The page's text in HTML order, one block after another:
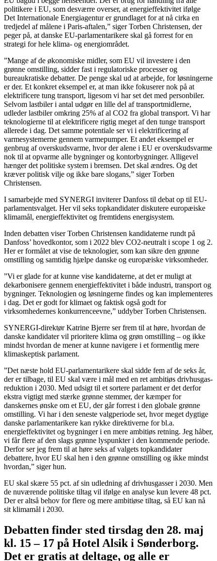
politikere i EU, som desværre overser, at energieffektivitet ifølge
Det Internationale Energiagentur er grundlaget for at nå cirka en
tredjedel af målene i Paris-aftalen,” siger Torben Christensen, der
peger på, at danske EU-parlamentarikere skal gå forrest for en
strategi for hele klima- og energiområdet.
”Mange af de økonomiske midler, som EU vil investere i den
grønne omstilling, sidder fast i regulatoriske processer og
bureaukratiske debatter. De penge skal ud at arbejde, for løsningerne
er der. Et konkret eksempel er, at man ikke fokuserer nok på at
elektrificere tung transport, ligesom vi har set det med personbiler.
Selvom lastbiler i antal udgør en lille del af transportmidlerne,
udleder lastbiler omkring 25% af al CO2 fra global transport. Vi har
teknologierne til at elektrificere rigtig meget af den tunge transport
allerede i dag. Det samme potentiale ser vi i elektrificering af
varmesystemerne gennem varmepumper. Et andet eksempel er
genbrug af overskudsvarme, hvor der alene i EU er overskudsvarme
nok til at opvarme alle bygninger og kontorbygninger. Alligevel
hænger det politiske system i bremsen. Det skal ændres. Og det
kræver politisk vilje og ikke bare slogans,” siger Torben
Christensen.
I samarbejde med SYNERGI inviterer Danfoss til debat op til EU-
parlamentsvalget. Her vil seks topkandidater diskutere europæiske
klimamål, energieffektivitet og fremtidens energisystem.
Inden debatten viser Torben Christensen kandidaterne rundt på
Danfoss’ hovedkontor, som i 2022 blev CO2-neutralt i scope 1 og 2.
Her er formålet at vise de teknologier, som kan sikre den grønne
omstilling og samtidig hjælpe danske og europæiske virksomheder.
”Vi er glade for at kunne vise kandidaterne, at det er muligt at
dekarbonisere gennem energieffektivitet i både industri, transport og
bygninger. Teknologien og løsningerne findes og kan implementeres
i dag. Det er godt for klimaet og faktisk også godt for
virksomhedernes konkurrenceevne,” uddyber Torben Christensen.
SYNERGI-direktør Katrine Bjerre ser frem til at høre, hvordan de
danske kandidater vil prioritere klima og grøn omstilling – og ikke
mindst hvordan de mener at kunne navigere i et formentlig mere
klimaskeptisk parlament.
”Det næste hold EU-parlamentarikere skal sidde fem af de seks år,
der er tilbage, til EU skal være i mål med en ret ambitiøs drivhusgas-
reduktion i 2030. Med udsigt til et sortere parlament er det derfor
ekstra vigtigt med stærke grønne stemmer, der kæmper for
danskernes ønske om et EU, der går forrest i den globale grønne
omstilling. Vi har i den seneste valgperiode set, hvor meget dygtige
danske parlamentarikere kan rykke direktiverne for bl.a.
energieffektivitet og bygninger i en mere ambitiøs retning. Jeg håber,
vi får flere af den slags grønne lyspunkter i den kommende periode.
Derfor ser jeg frem til at høre seks af valgets topkandidater
debattere, hvor EU skal hen i den grønne omstilling og ikke mindst
hvordan,” siger hun.
EU skal skære 55 pct. af sin udledning af drivhusgasser i 2030. Men
de nuværende politiske tiltag vil ifølge en analyse kun levere 48 pct.
Der er altså behov for flere og mere ambitiøse tiltag, så EU kan nå
sit klimamål i 2030.
Debatten finder sted tirsdag den 28. maj
kl. 15 – 17 på Hotel Alsik i Sønderborg.
Det er gratis at deltage, og alle er